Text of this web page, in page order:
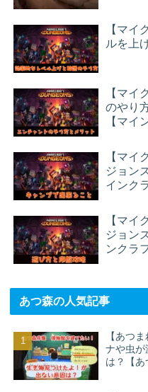
【マイ
ルを上
【マイ
のやり
【マイ
【マイ
ジョン
インク
【マイ
ジョン
ンクラ
あつ森の人気記事
【あつ
ナや虫が
は？【あ